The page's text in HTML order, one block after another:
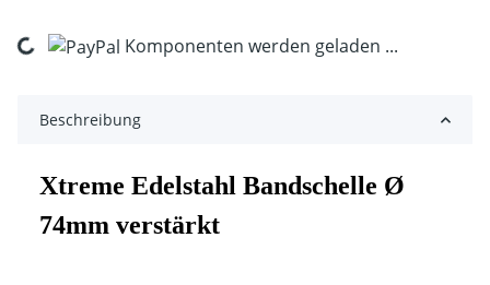
Loading... Komponenten werden geladen ...
Beschreibung
Xtreme Edelstahl Bandschelle Ø
74mm verstärkt